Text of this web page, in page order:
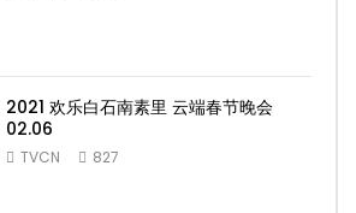
2021 欢乐白石南素里 云端春节晚会
02.06
TVCN 827